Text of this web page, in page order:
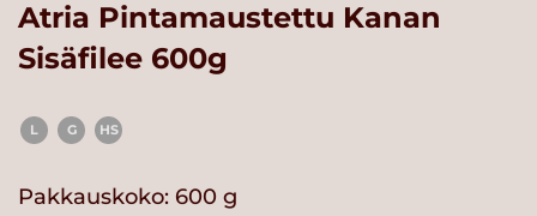
Atria Pintamaustettu Kanan
Sisäfilee 600g
L G HS
Pakkauskoko: 600 g